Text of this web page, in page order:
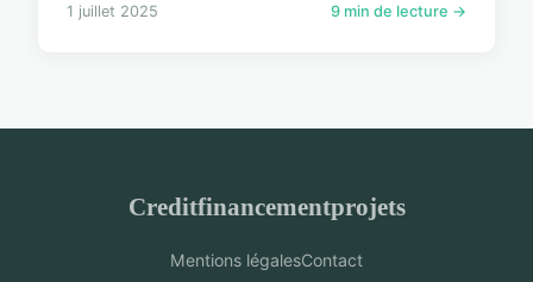
1 juillet 2025 9 min de lecture →
Creditfinancementprojets
Mentions légalesContact